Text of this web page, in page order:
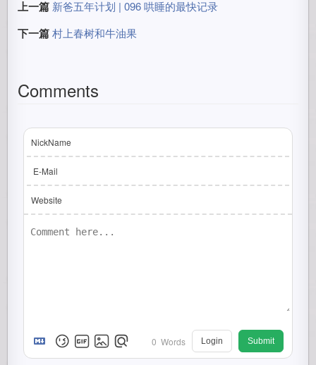
上一篇 新爸五年计划 | 096 哄睡的最快记录
下一篇 村上春树和牛油果
Comments
NickName
E-Mail
Website
0 Words Login Submit